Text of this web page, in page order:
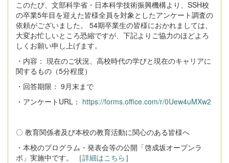
このたび、文部科学省・日本科学技術振興機構より、SSH校
の卒業5年目を迎えた皆様全員を対象としたアンケート調査の
依頼がございました。 54期卒業生の皆様におかれましては、
大変お忙しいところ恐縮ですが、下記よりご協力のほどよろ
しくお願い申し上げます。
・内容： 現在のご状況、高校時代の学びと現在のキャリアに
関するもの（5分程度）
・回答期限： 9月末まで
・アンケートURL： https://forms.office.com/r/0Uew4uMXw2
〇 教育関係者及び本校の教育活動に関心のある皆様へ
・本校のプログラム・発表会等の公開「啓成坂オープンラ
ボ」実施中です。 ［詳細はこちら ］